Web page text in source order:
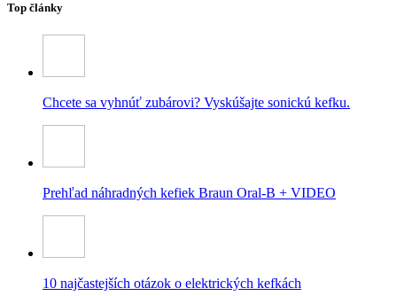
Top články
Chcete sa vyhnúť zubárovi? Vyskúšajte sonickú kefku.
Prehľad náhradných kefiek Braun Oral-B + VIDEO
10 najčastejších otázok o elektrických kefkách